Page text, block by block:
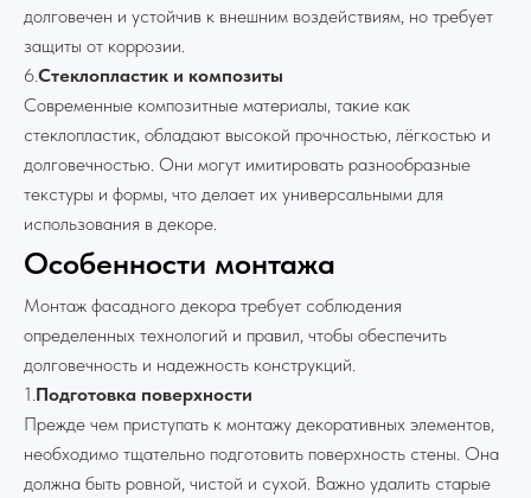
долговечен и устойчив к внешним воздействиям, но требует
защиты от коррозии.
6.Стеклопластик и композиты
Современные композитные материалы, такие как
стеклопластик, обладают высокой прочностью, лёгкостью и
долговечностью. Они могут имитировать разнообразные
текстуры и формы, что делает их универсальными для
использования в декоре.
Особенности монтажа
Монтаж фасадного декора требует соблюдения
определенных технологий и правил, чтобы обеспечить
долговечность и надежность конструкций.
1.Подготовка поверхности
Прежде чем приступать к монтажу декоративных элементов,
необходимо тщательно подготовить поверхность стены. Она
должна быть ровной, чистой и сухой. Важно удалить старые